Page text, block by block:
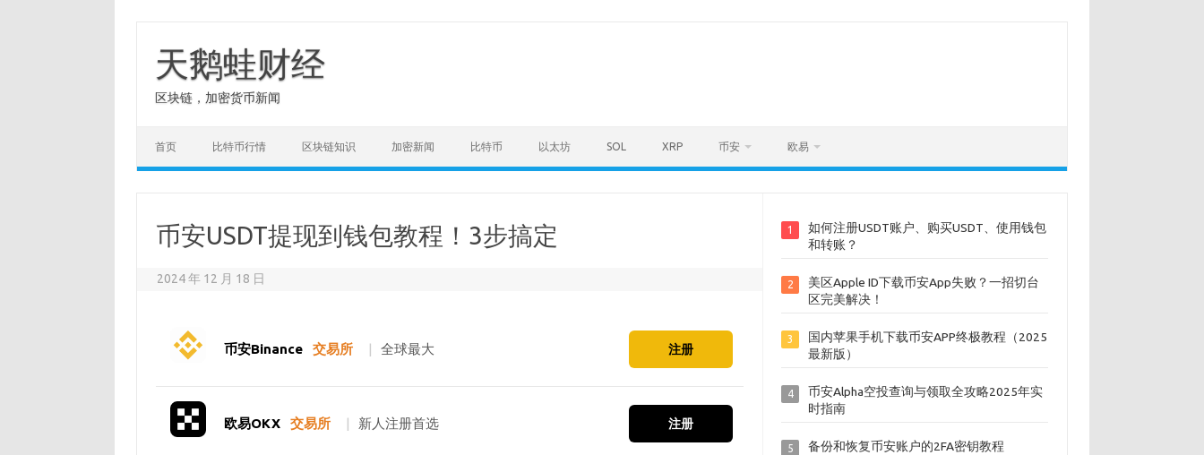
content
天鹅蛙财经
区块链，加密货币新闻
首页 比特币行情 区块链知识 加密新闻 比特币 以太坊 SOL XRP 币安 欧易
币安USDT提现到钱包教程！3步搞定
2024 年 12 月 18 日
币安Binance 交易所 | 全球最大 注册
欧易OKX 交易所 | 新人注册首选 注册
1
如何注册USDT账户、购买USDT、使用钱包
和转账？
2
美区Apple ID下载币安App失败？一招切台
区完美解决！
3
国内苹果手机下载币安APP终极教程（2025
最新版）
4
币安Alpha空投查询与领取全攻略2025年实
时指南
5 备份和恢复币安账户的2FA密钥教程